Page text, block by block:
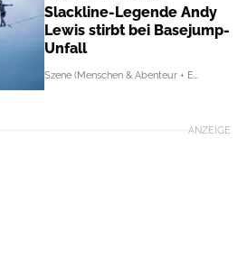
Slackline-Legende Andy
Lewis stirbt bei Basejump-
Unfall
Szene (Menschen & Abenteur + Events)
ANZEIGE